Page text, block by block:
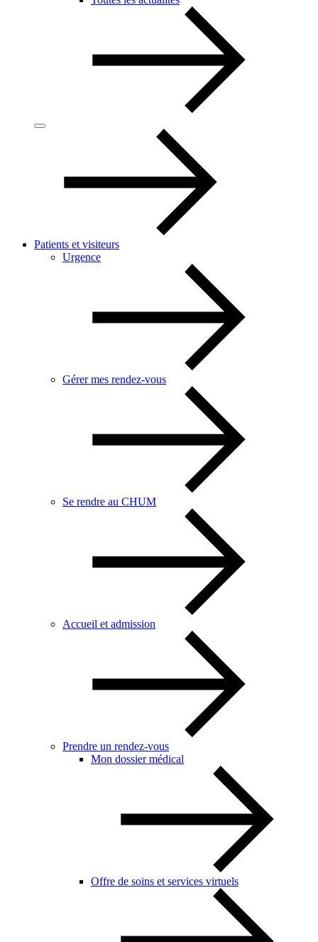
Patients et visiteurs
Urgence
Gérer mes rendez-vous
Se rendre au CHUM
Accueil et admission
Prendre un rendez-vous
Mon dossier médical
Offre de soins et services virtuels